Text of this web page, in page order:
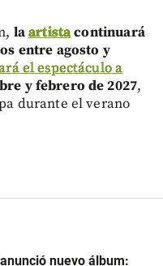
laartistacontinuará
entre agosto y
el espectáculo a
y febrero de 2027,
durante el verano
nuevo álbum: